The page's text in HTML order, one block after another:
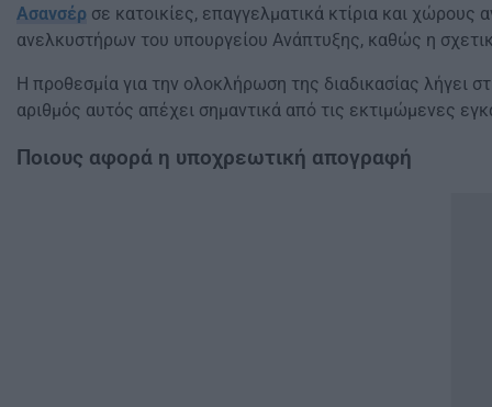
Ασανσέρ σε κατοικίες, επαγγελματικά κτίρια και
ανελκυστήρων του υπουργείου Ανάπτυξης, καθώς η
Η προθεσμία για την ολοκλήρωση της διαδικασίας λήγει
αριθμός αυτός απέχει σημαντικά από τις εκτιμώμενες
Ποιους αφορά η υποχρεωτική απογραφή